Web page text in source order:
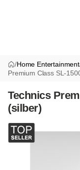
/Home Entertainment
Premium Class SL-
Technics
(silber)